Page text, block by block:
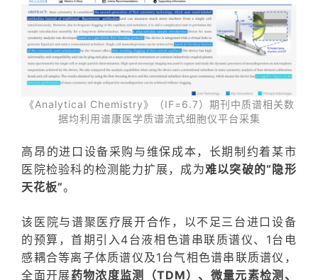
《Analytical Chemistry》（IF=6.7）期刊中质谱相关数
据均利用谱康医学质谱流式细胞仪平台采集
高昂的进口设备采购与维保成本，长期制约着某市
医院检验科的检测能力扩展，成为难以突破的“隐形
天花板”。
该医院与谱聚医疗展开合作，以不足三台进口设备
的预算，首期引入4台液相色谱串联质谱仪、1台电
感耦合等离子体质谱仪及1台气相色谱串联质谱仪，
全面开展药物浓度监测（TDM）、微量元素检测、